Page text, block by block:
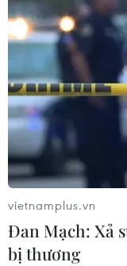
Hơn 60 người
năm đến nay
11/05/2024 12:15
Hầu hết nạn nhân
cao tuổi nhưng
lao động chân
vietnamplus.vn
Đan Mạch: Xả
bị thương